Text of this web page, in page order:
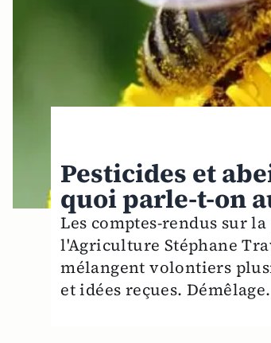
Pesticides et
quoi parle-t-on
Les comptes-rendus sur
l'Agriculture Stéphane
mélangent volontiers
et idées reçues. Démêlage.